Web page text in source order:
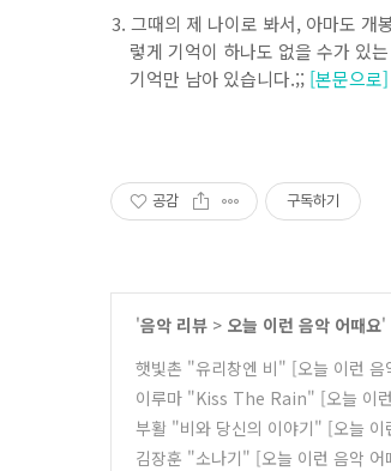
그때의 제 나이로 봐서, 아마도 개
렇게 기억이 하나도 없을 수가 있
기억만 남아 있습니다.;; [본문으로]
공감 구독하기
'음악 리뷰 > 오늘 이런 음악 어때요'
햇빛촌 "유리창엔 비" [오늘 이런
이루마 "Kiss The Rain" [오늘 이
부활 "비와 당신의 이야기" [오늘
김장훈 "소나기" [오늘 이런 음악